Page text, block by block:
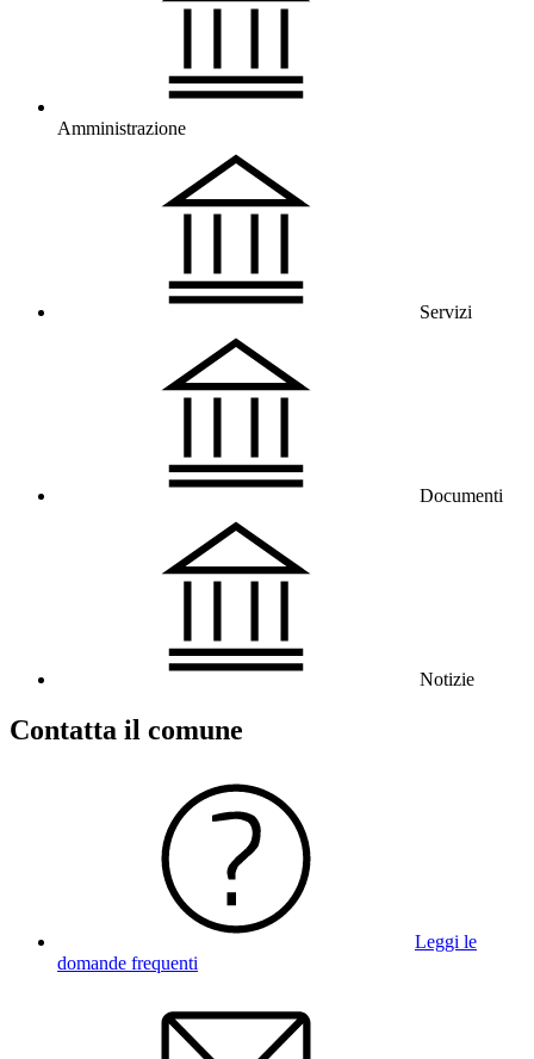
Amministrazione
Servizi
Documenti
Notizie
Contatta il comune
Leggi le
domande frequenti